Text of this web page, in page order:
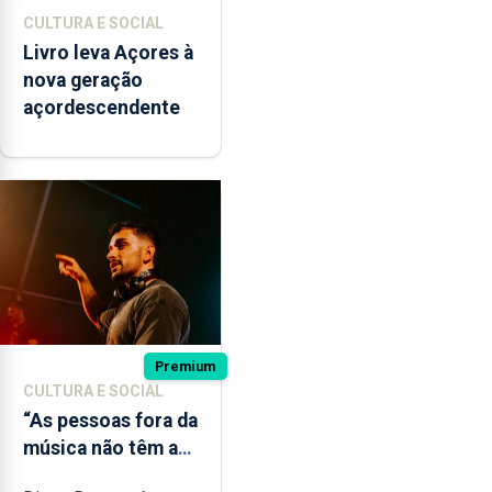
CULTURA E SOCIAL
Livro leva Açores à
nova geração
açordescendente
Premium
CULTURA E SOCIAL
“As pessoas fora da
música não têm a